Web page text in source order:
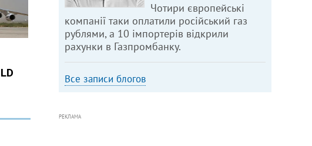
Чотири європейські
компанії таки оплатили російський газ
рублями, а 10 імпортерів відкрили
рахунки в Газпромбанку.
Все записи блогов
РЕКЛАМА